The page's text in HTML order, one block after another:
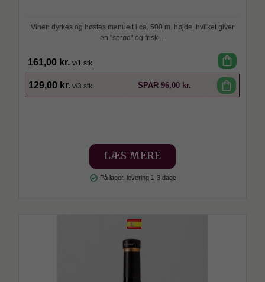
Vinen dyrkes og høstes manuelt i ca. 500 m. højde, hvilket giver
en "sprød" og frisk,...
161,00 kr. v/1 stk. shopping_bag
129,00 kr. v/3 stk. SPAR96,00 kr. shopping_bag
LÆS MERE
check_circle På lager. levering 1-3 dage